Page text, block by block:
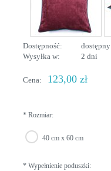
Dostępność:
dostępny
Wysyłka w:
2 dni
Cena: 123,00 zł
* Rozmiar:
40 cm x 60 cm
* Wypełnienie poduszki: